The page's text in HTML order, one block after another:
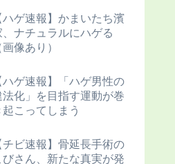
ハゲ速報】かまいたち濱
、ナチュラルにハゲる
画像あり）
ハゲ速報】「ハゲ男性の
法化」を目指す運動が巻
起こってしまう
チビ速報】骨延長手術の
びさん、新たな真実が発